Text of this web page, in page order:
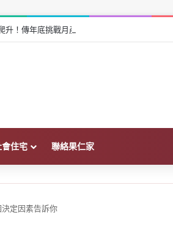
升！傳年底挑戰月產 10 萬片，AI、手機需求推升
會住宅 聯絡果仁家
定因素告訴你